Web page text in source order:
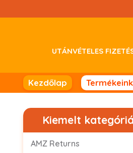
a
UTÁNVÉTELES
Kezdőlap Termékeink
Kiemelt
AMZ Returns